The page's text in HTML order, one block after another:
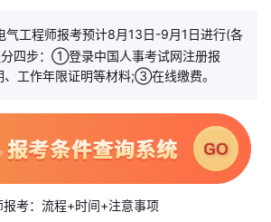
气工程师报考预计8月13日-9月1日进行(各
四步：①登录中国人事考试网注册报
工作年限证明等材料;③在线缴费。